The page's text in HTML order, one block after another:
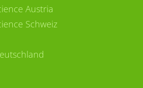
Austria
Schweiz